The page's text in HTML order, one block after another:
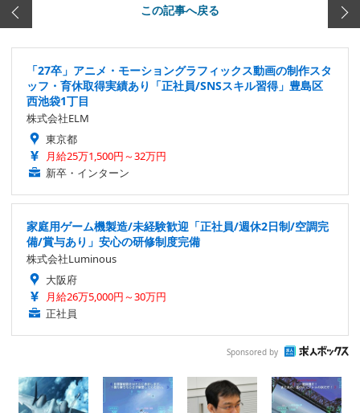
この記事へ戻る
「27卒」アニメ・モーショングラフィックス動画の制作スタ
ッフ・育休取得実績あり「正社員/SNSスキル習得」豊島区
西池袋1丁目
株式会社ELM
東京都
月給25万1,500円～32万円
新卒・インターン
家庭用ゲーム機製造/未経験歓迎「正社員/週休2日制/空調完
備/賞与あり」安心の研修制度完備
株式会社Luminous
大阪府
月給26万5,000円～30万円
正社員
Sponsored by